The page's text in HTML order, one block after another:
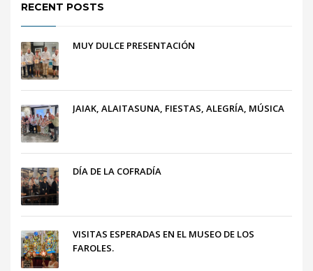
RECENT POSTS
MUY DULCE PRESENTACIÓN
JAIAK, ALAITASUNA, FIESTAS, ALEGRÍA, MÚSICA
DÍA DE LA COFRADÍA
VISITAS ESPERADAS EN EL MUSEO DE LOS
FAROLES.